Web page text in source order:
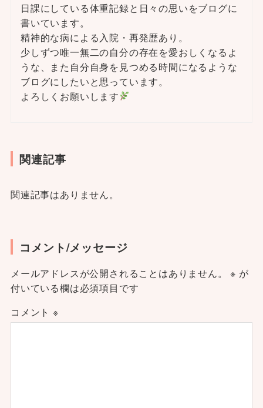
日課にしている体重記録と日々の思いをブログに
書いています。
精神的な病による入院・再発歴あり。
少しずつ唯一無二の自分の存在を愛おしくなるよ
うな、また自分自身を見つめる時間になるような
ブログにしたいと思っています。
よろしくお願いします
関連記事
関連記事はありません。
コメント/メッセージ
メールアドレスが公開されることはありません。 ※ が
付いている欄は必須項目です
コメント ※